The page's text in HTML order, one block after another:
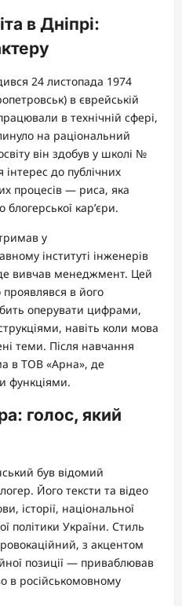
в Дніпрі:
24 листопада 1974
в єврейській
в технічній сфері,
на раціональний
він здобув у школі №
до публічних
процесів — риса, яка
кар’єри.
у
інституті інженерів
вивчав менеджмент. Цей
проявлявся в його
оперувати цифрами,
навіть коли мова
теми. Після навчання
в ТОВ «Арна», де
функціями.
голос, який
був відомий
Його тексти та відео
історії, національної
політики України. Стиль
з акцентом
позиції — приваблював
в російськомовному